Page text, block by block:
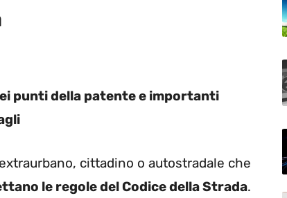
punti della patente e importanti
cittadino o autostradale che
le regole del Codice della Strada.